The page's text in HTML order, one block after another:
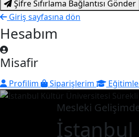
Şifre Sıfırlama Bağlantısı Gönder
Giriş sayfasına dön
Hesabım
Misafir
Profilim Siparişlerim
Mesleki
İstanbul